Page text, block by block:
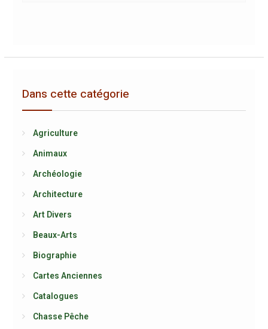
Dans cette catégorie
Agriculture
Animaux
Archéologie
Architecture
Art Divers
Beaux-Arts
Biographie
Cartes Anciennes
Catalogues
Chasse Pêche